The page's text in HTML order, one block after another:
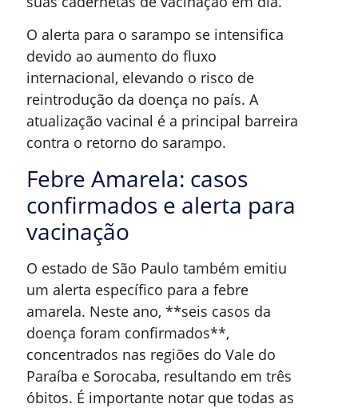
O alerta para o sarampo se intensifica
devido ao aumento do fluxo
internacional, elevando o risco de
reintrodução da doença no país. A
atualização vacinal é a principal barreira
contra o retorno do sarampo.
Febre Amarela: casos
confirmados e alerta para
vacinação
O estado de São Paulo também emitiu
um alerta específico para a febre
amarela. Neste ano, **seis casos da
doença foram confirmados**,
concentrados nas regiões do Vale do
Paraíba e Sorocaba, resultando em três
óbitos. É importante notar que todas as